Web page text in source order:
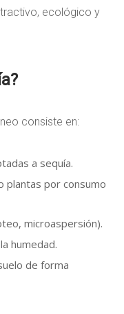
ecológico y
consiste en:
a sequía.
plantas por consumo
microaspersión).
humedad.
de forma